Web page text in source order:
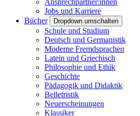
Ansprechpartner:innen
Jobs und Karriere
Bücher
Dropdown umschalten
Schule und Studium
Deutsch und Germanistik
Moderne Fremdsprachen
Latein und Griechisch
Philosophie und Ethik
Geschichte
Pädagogik und Didaktik
Belletristik
Neuerscheinungen
Klassiker